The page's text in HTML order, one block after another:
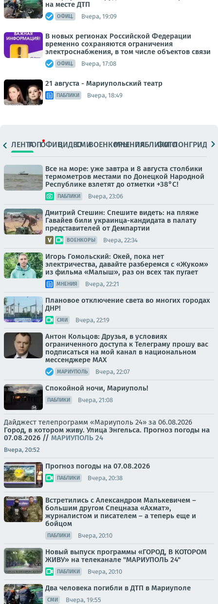
на месте ДТП
ОФИЦ. Вчера, 19:09
В новых регионах Российской Федерации
временно сохраняются ограничения
электроснабжения, в том числе объектов связи
ОФИЦ. Вчера, 17:08
21 августа - Мариупольский театр
ПАБЛИКИ Вчера, 18:49
ЛЕНТАТОПОФИЦ.ВИДЕОСМИВОЕНКОРЫМНЕНИЯПАБЛИКИ
ФОТОЛОНГРИДЫ
Все на море: уже завтра и 8 августа столбики
термометров местами по Донецкой Народной
Республике взлетят до отметки +38°C!
ПАБЛИКИ Вчера, 23:06
Дмитрий Стешин: Спешите видеть: на пляже
Гавайев били украинца-кандидата в палату
представителей от Демпартии
ВОЕНКОРЫ Вчера, 22:34
Игорь Гомольский: Окей, пока нет
электричества, давайте разберемся с «Жуком»
из фильма «Малыш», раз он всех так пугает
МНЕНИЯ Вчера, 22:21
Плановое отключение света во многих городах
ДНР!
СМИ Вчера, 22:19
Антон Кольцов: Друзья, в условиях
ограниченного доступа к Телеграму прошу вас
подписаться на мой канал в национальном
мессенджере МАХ
МАРИУПОЛЬ Вчера, 22:07
Спокойной ночи, Мариуполь!
ПАБЛИКИ Вчера, 21:08
Дайджест телепрограмм «Мариуполь 24» за 06.08.2026
Город, в котором живу. Улица Энгельса. Прогноз погоды на
07.08.2026 // МАРИУПОЛЬ 24
Вчера, 20:52
Прогноз погоды на 07.08.2026
ПАБЛИКИ Вчера, 20:38
Встретились с Александром Малькевичем –
большим другом Спецназа «Ахмат»,
журналистом и писателем – а теперь еще и
бойцом
ПАБЛИКИ Вчера, 20:10
Новый выпуск программы «ГОРОД, В КОТОРОМ
ЖИВУ» на телеканале "МАРИУПОЛЬ 24"
ПАБЛИКИ Вчера, 20:10
Два человека погибли в ДТП в Мариуполе
СМИ Вчера, 19:55